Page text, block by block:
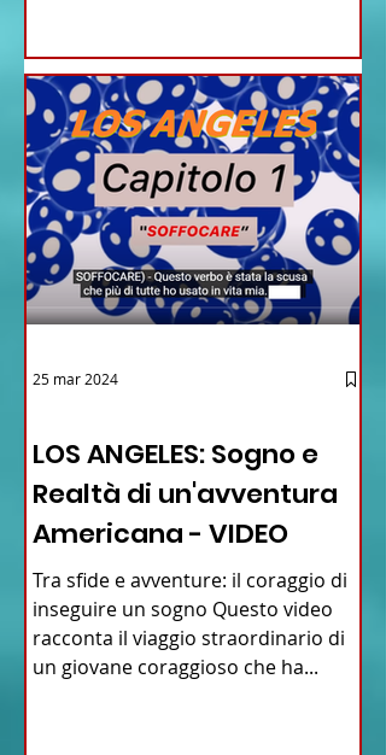
LOS ANGELES: Sogno e
Realtà di un'avventura
Americana - VIDEO
Tra sfide e avventure: il coraggio di
inseguire un sogno Questo video
racconta il viaggio straordinario di
un giovane coraggioso che ha...
25 mar 2024